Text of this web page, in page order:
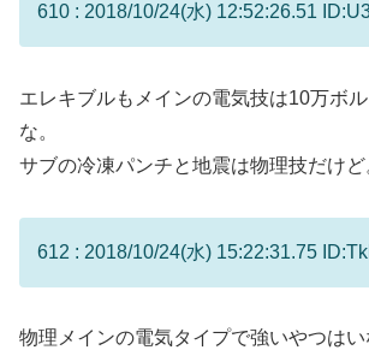
610 : 2018/10/24(水) 12:52:26.51
エレキブルもメインの電気技は10万ボ
な。
サブの冷凍パンチと地震は物理技だけど
612 : 2018/10/24(水) 15:22:31.75
物理メインの電気タイプで強いやつはい